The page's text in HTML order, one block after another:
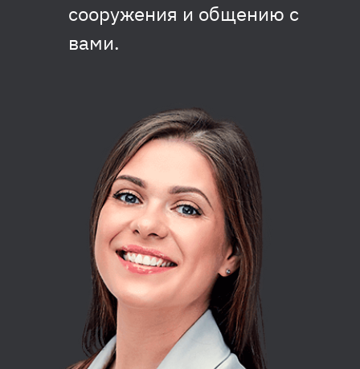
сооружения и общению с
вами.